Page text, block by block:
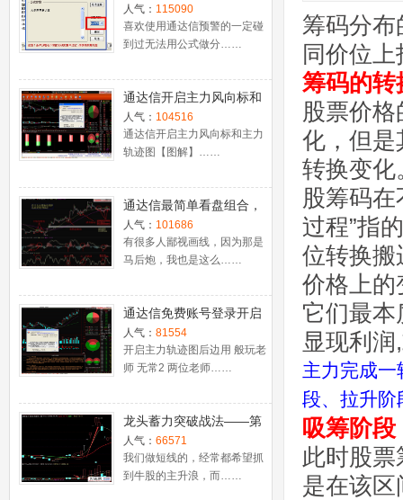
置
人气： 115090
喜欢使用通达信预警的一定碰
到过无法用公式做分……
通达信开启主力风向标和
主力轨迹图【图解】
人气： 104516
通达信开启主力风向标和主力
轨迹图【图解】……
通达信最简单看盘组合，
抓强势股双头的超短线盈
利－－之五（均线战法找
心脏）
人气： 101686
有很多人鄙视画线，因为那是
马后炮，我也是这么……
通达信免费账号登录开启
十档框和调用主力监控教
程
人气： 81554
开启主力轨迹图后边用 般玩老
师 无常2 两位老师……
龙头蓄力突破战法——第
一时间介入牛股主升浪捕
捉涨停板的技巧（图解）
人气： 66571
我们做短线的，经常都希望抓
到牛股的主升浪，而……
筹码分
同价位
筹码的转
股票价
化，但是
转换变化
股筹码
过程”指
位转换搬
价格上的
它们最
显现利
主力完成
段、拉升阶
吸筹阶段
此时股
是在该